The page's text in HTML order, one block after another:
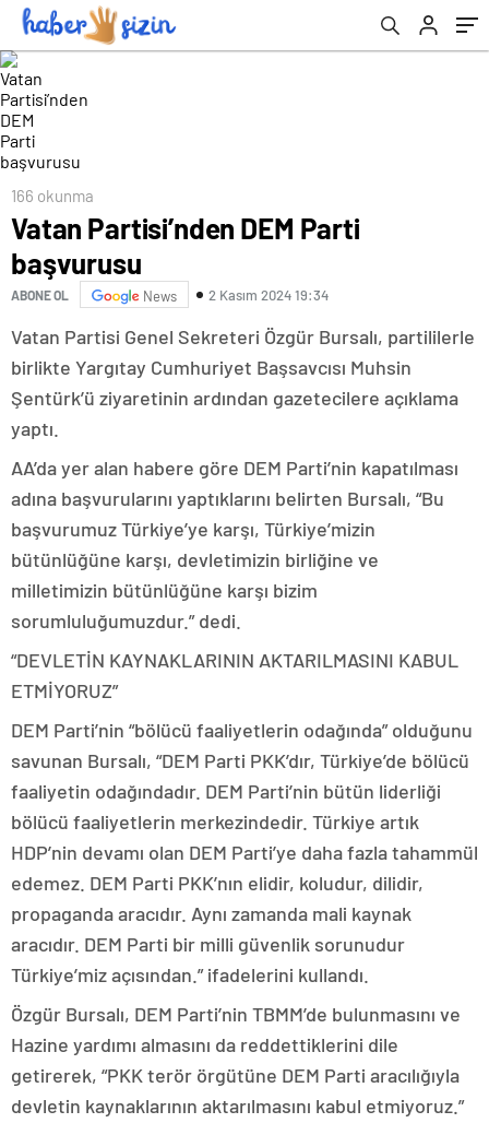
166 okunma
Vatan Partisi’nden DEM Parti
başvurusu
ABONE OL News 2 Kasım 2024 19:34
Vatan Partisi Genel Sekreteri Özgür Bursalı, partililerle
birlikte Yargıtay Cumhuriyet Başsavcısı Muhsin
Şentürk’ü ziyaretinin ardından gazetecilere açıklama
yaptı.
AA’da yer alan habere göre DEM Parti’nin kapatılması
adına başvurularını yaptıklarını belirten Bursalı, “Bu
başvurumuz Türkiye’ye karşı, Türkiye’mizin
bütünlüğüne karşı, devletimizin birliğine ve
milletimizin bütünlüğüne karşı bizim
sorumluluğumuzdur.” dedi.
“DEVLETİN KAYNAKLARININ AKTARILMASINI KABUL
ETMİYORUZ”
DEM Parti’nin “bölücü faaliyetlerin odağında” olduğunu
savunan Bursalı, “DEM Parti PKK’dır, Türkiye’de bölücü
faaliyetin odağındadır. DEM Parti’nin bütün liderliği
bölücü faaliyetlerin merkezindedir. Türkiye artık
HDP’nin devamı olan DEM Parti’ye daha fazla tahammül
edemez. DEM Parti PKK’nın elidir, koludur, dilidir,
propaganda aracıdır. Aynı zamanda mali kaynak
aracıdır. DEM Parti bir milli güvenlik sorunudur
Türkiye’miz açısından.” ifadelerini kullandı.
Özgür Bursalı, DEM Parti’nin TBMM’de bulunmasını ve
Hazine yardımı almasını da reddettiklerini dile
getirerek, “PKK terör örgütüne DEM Parti aracılığıyla
devletin kaynaklarının aktarılmasını kabul etmiyoruz.”